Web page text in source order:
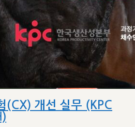
(CX) 개선 실무 (KPC